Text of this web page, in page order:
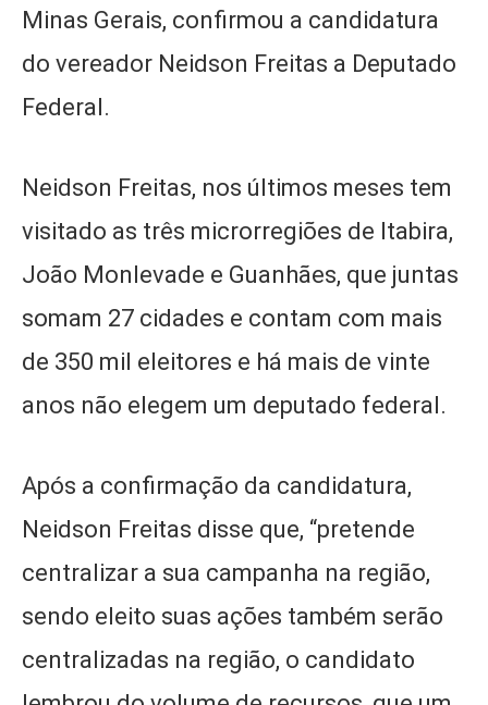
Minas Gerais, confirmou a candidatura
do vereador Neidson Freitas a Deputado
Federal.
Neidson Freitas, nos últimos meses tem
visitado as três microrregiões de Itabira,
João Monlevade e Guanhães, que juntas
somam 27 cidades e contam com mais
de 350 mil eleitores e há mais de vinte
anos não elegem um deputado federal.
Após a confirmação da candidatura,
Neidson Freitas disse que, “pretende
centralizar a sua campanha na região,
sendo eleito suas ações também serão
centralizadas na região, o candidato